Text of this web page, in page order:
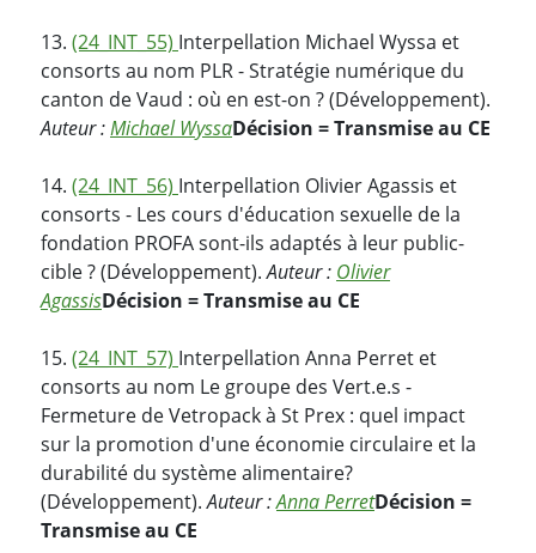
13. (24_INT_55) Interpellation Michael Wyssa et
consorts au nom PLR - Stratégie numérique du
canton de Vaud : où en est-on ? (Développement).
Auteur :Michael WyssaDécision = Transmise au CE
14. (24_INT_56) Interpellation Olivier Agassis et
consorts - Les cours d'éducation sexuelle de la
fondation PROFA sont-ils adaptés à leur public-
cible ? (Développement).Auteur : Olivier
AgassisDécision = Transmise au CE
15. (24_INT_57) Interpellation Anna Perret et
consorts au nom Le groupe des Vert.e.s -
Fermeture de Vetropack à St Prex : quel impact
sur la promotion d'une économie circulaire et la
durabilité du système alimentaire?
(Développement).Auteur :Anna PerretDécision =
Transmise au CE